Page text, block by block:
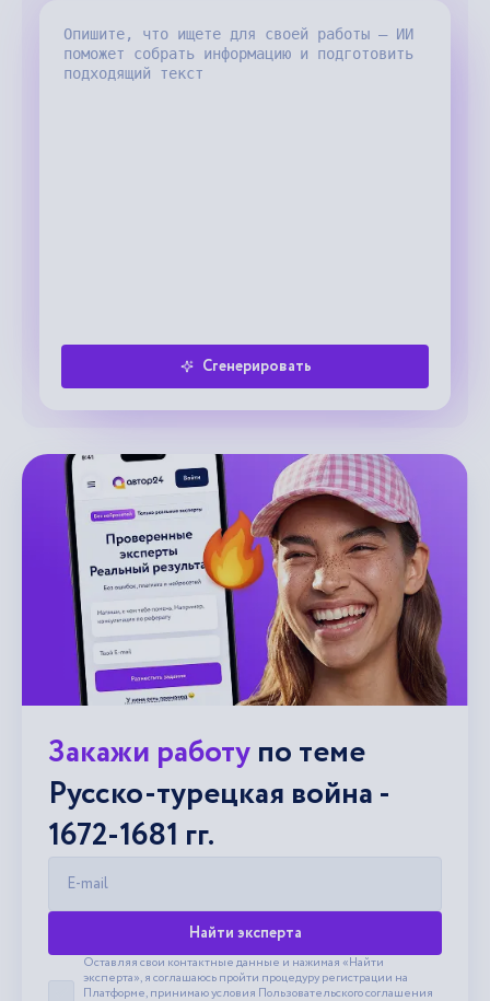
Сгенерировать
Закажи работупо теме
Русско-турецкая война -
1672-1681 гг.
Найти эксперта
Оставляя свои контактные данные и нажимая «Найти
эксперта», я соглашаюсь пройти процедуру регистрации на
Платформе, принимаю условия Пользовательского соглашения